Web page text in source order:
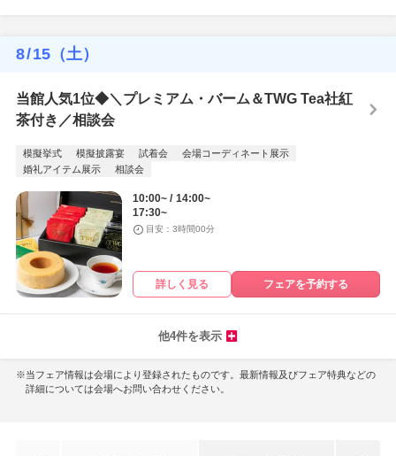
8/15 （土）
当館人気1位◆＼プレミアム・バーム＆TWG Tea社紅
茶付き／相談会
模擬挙式 模擬披露宴 試着会
会場コーディネート展示
婚礼アイテム展示
相談会
10:00~
14:00~
17:30~
目安：3時間00分
詳しく見る フェアを予約する
他4件を表示
※当フェア情報は会場により登録されたものです。最新情報及びフェア特典などの
詳細については会場へお問い合わせください。